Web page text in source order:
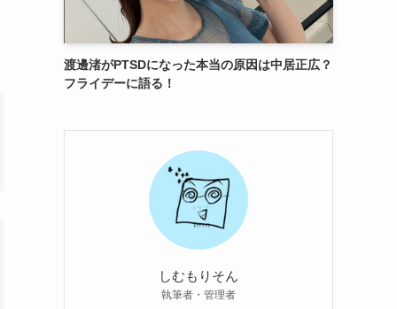
渡邊渚がPTSDになった本当の原因は中居正広？
フライデーに語る！
しむもりそん
執筆者・管理者